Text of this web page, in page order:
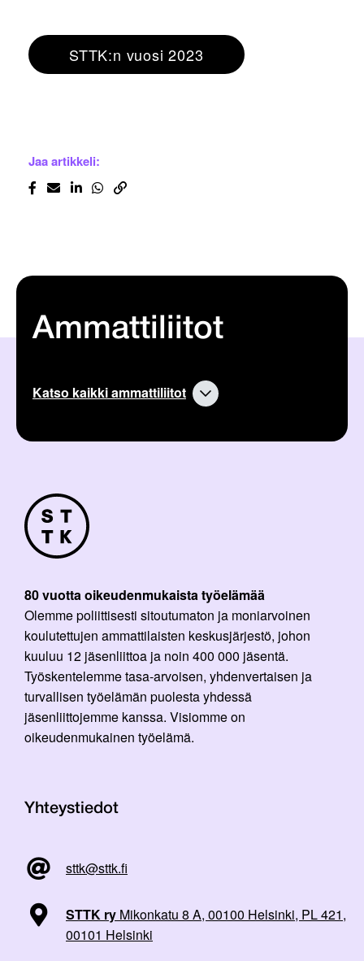
STTK:n vuosi 2023
Jaa artikkeli:
Ammattiliitot
Katso kaikki ammattiliitot
80 vuotta oikeudenmukaista työelämää
Olemme poliittisesti sitoutumaton ja moniarvoinen
koulutettujen ammattilaisten keskusjärjestö, johon
kuuluu 12 jäsenliittoa ja noin 400 000 jäsentä.
Työskentelemme tasa-arvoisen, yhdenvertaisen ja
turvallisen työelämän puolesta yhdessä
jäsenliittojemme kanssa. Visiomme on
oikeudenmukainen työelämä.
Yhteystiedot
sttk@sttk.fi
STTK ry Mikonkatu 8 A, 00100 Helsinki, PL 421,
00101 Helsinki